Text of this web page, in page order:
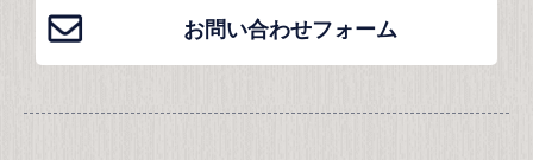
お問い合わせフォーム